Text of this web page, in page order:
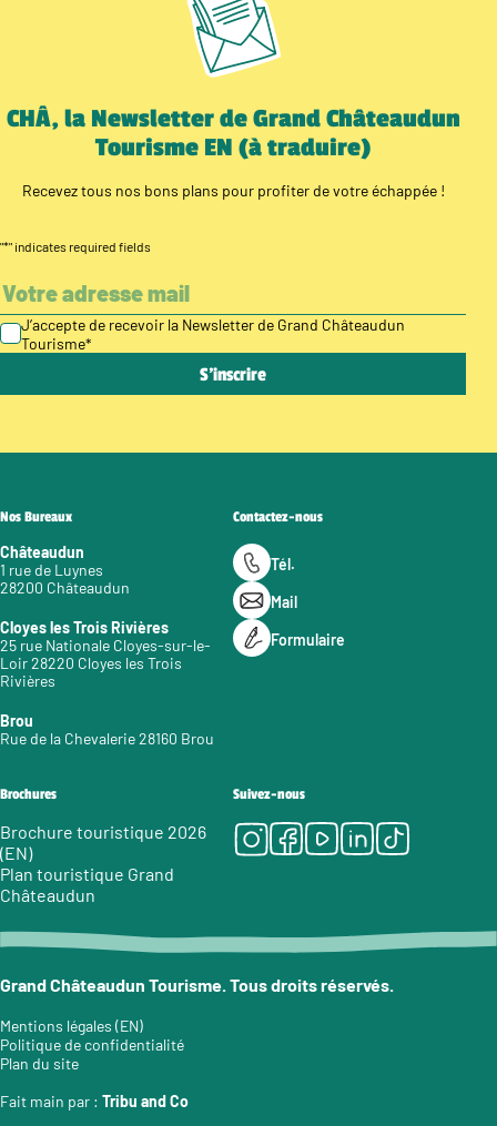
CHÂ, la Newsletter de Grand Châteaudun
Tourisme EN (à traduire)
Recevez tous nos bons plans pour profiter de votre échappée !
"*" indicates required fields
J’accepte de recevoir la Newsletter de Grand Châteaudun
Tourisme*
Nos Bureaux
Châteaudun
1 rue de Luynes
28200 Châteaudun
Cloyes les Trois Rivières
25 rue Nationale Cloyes-sur-le-
Loir 28220 Cloyes les Trois
Rivières
Brou
Rue de la Chevalerie 28160 Brou
Contactez-nous
Tél.
Mail
Formulaire
Brochures
Brochure touristique 2026
(EN)
Plan touristique Grand
Châteaudun
Suivez-nous
Instagram
Facebook
Youtube
LinkedIn
Tiktok
Grand Châteaudun Tourisme. Tous droits réservés.
Mentions légales (EN)
Politique de confidentialité
Plan du site
Fait main par : Tribu and Co